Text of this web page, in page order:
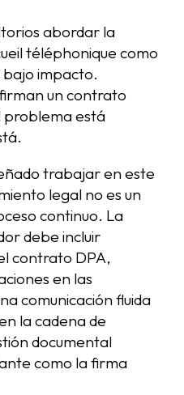
abordar la
téléphonique como
bajo impacto.
un contrato
problema está
trabajar en este
legal no es un
continuo. La
debe incluir
contrato DPA,
en las
comunicación fluida
la cadena de
documental
como la firma